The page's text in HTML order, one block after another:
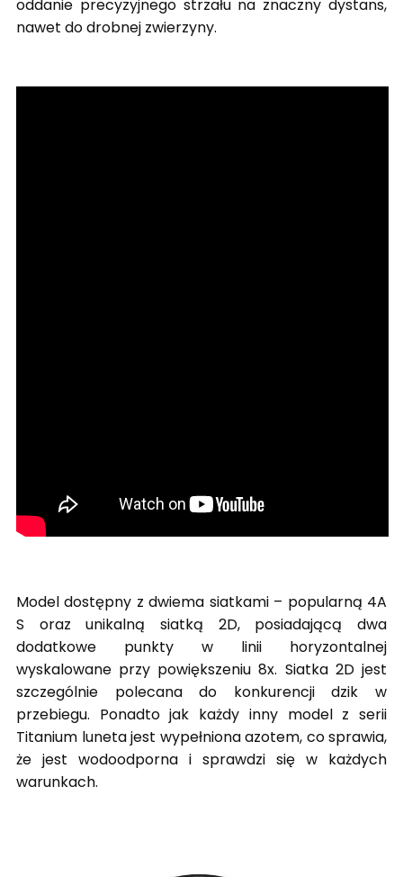
oddanie precyzyjnego strzału na znaczny dystans,
nawet do drobnej zwierzyny.
Model dostępny z dwiema siatkami – popularną 4A
S oraz unikalną siatką 2D, posiadającą dwa
dodatkowe punkty w linii horyzontalnej
wyskalowane przy powiększeniu 8x. Siatka 2D jest
szczególnie polecana do konkurencji dzik w
przebiegu. Ponadto jak każdy inny model z serii
Titanium luneta jest wypełniona azotem, co sprawia,
że jest wodoodporna i sprawdzi się w każdych
warunkach.